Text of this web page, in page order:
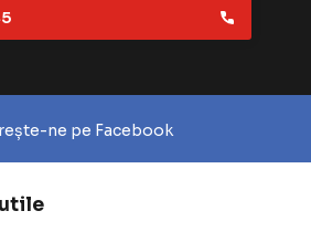
ne pe Facebook